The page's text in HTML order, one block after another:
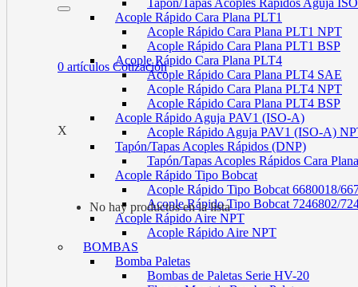
0 artículos Cotización
X
No hay productos en la lista
Tapón/Tapas Acoples Rápidos Aguja
Acople Rápido Cara Plana PLT1
Acople Rápido Cara Plana PLT1 NPT
Acople Rápido Cara Plana PLT1 BSP
Acople Rápido Cara Plana PLT4
Acople Rápido Cara Plana PLT4 SAE
Acople Rápido Cara Plana PLT4 NPT
Acople Rápido Cara Plana PLT4 BSP
Acople Rápido Aguja PAV1 (ISO-A)
Acople Rápido Aguja PAV1 (ISO-A)
Tapón/Tapas Acoples Rápidos (DNP)
Tapón/Tapas Acoples Rápidos Cara
Acople Rápido Tipo Bobcat
Acople Rápido Tipo Bobcat 6680018/
Acople Rápido Tipo Bobcat 7246802/
Acople Rápido Aire NPT
Acople Rápido Aire NPT
BOMBAS
Bomba Paletas
Bombas de Paletas Serie HV-20